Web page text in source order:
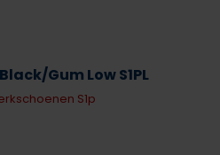
Gum Low S1PL
S1p